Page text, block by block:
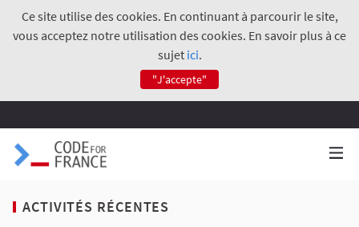
Ce site utilise des cookies. En continuant à parcourir le site,
vous acceptez notre utilisation des cookies. En savoir plus à ce
sujet ici.
"J'accepte"
ACTIVITÉS RÉCENTES